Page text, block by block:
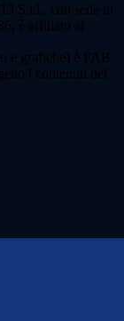
S.r.l., con sede in
è affiliato al
e grafiche) è FAB
i contenuti del